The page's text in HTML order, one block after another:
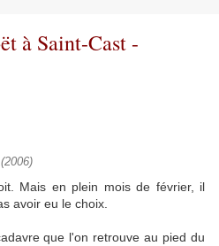
à Saint-Cast -
(2006)
Mais en plein mois de février, il
avoir eu le choix.
que l'on retrouve au pied du